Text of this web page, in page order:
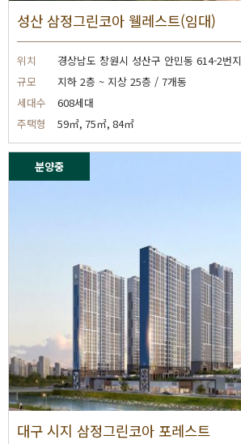
성산 삼정그린코아 웰레스트(임대)
위치
경상남도 창원시 성산구 안민동 614-2번지
규모
지하 2층 ~ 지상 25층 / 7개동
세대수
608세대
주택형
59㎡, 75㎡, 84㎡
분양중
대구 시지 삼정그린코아 포레스트